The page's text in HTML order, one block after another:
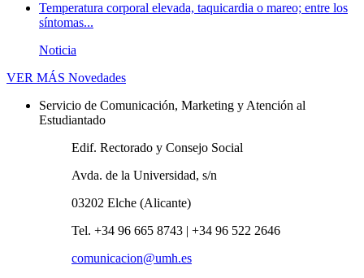
Temperatura corporal elevada, taquicardia o mareo; entre los
síntomas...
Noticia
VER MÁS Novedades
Servicio de Comunicación, Marketing y Atención al
Estudiantado
Edif. Rectorado y Consejo Social
Avda. de la Universidad, s/n
03202 Elche (Alicante)
Tel. +34 96 665 8743 | +34 96 522 2646
comunicacion@umh.es